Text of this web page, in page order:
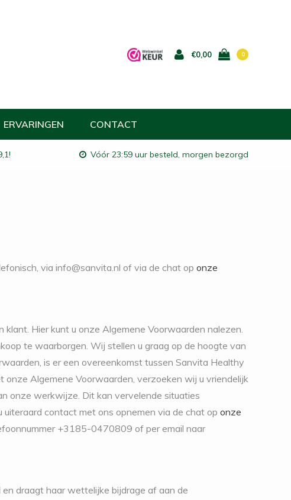
€0,00 0
ERVARINGEN CONTACT
Vóór 23:59 uur besteld, morgen bezorgd
via info@sanvita.nl of via de chat op onze
Hier kunt u onze Algemene Voorwaarden nalezen.
te waarborgen. Wij stellen u graag op de hoogte van
is er een overeenkomst tussen Sanvita Healthy
Algemene Voorwaarden, verzoeken wij u vriendelijk
onze werkwijze. Dit kan vervelende situaties
contact met ons opnemen via de chat op onze
+3185-0470809 of per email naar
draagt haar wettelijke bijdrage af aan de